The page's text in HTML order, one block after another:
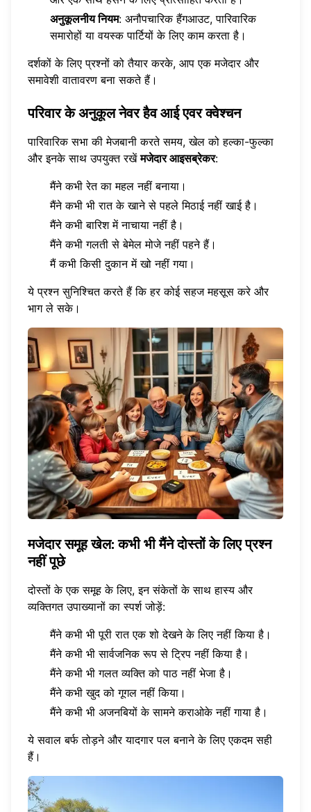
अनुकूलनीय नियम: अनौपचारिक हैंगआउट, पारिवारिक
समारोहों या वयस्क पार्टियों के लिए काम करता है।
दर्शकों के लिए प्रश्नों को तैयार करके, आप एक मजेदार और
समावेशी वातावरण बना सकते हैं।
परिवार के अनुकूल नेवर हैव आई एवर क्वेश्चन
पारिवारिक सभा की मेजबानी करते समय, खेल को हल्का-फुल्का
और इनके साथ उपयुक्त रखेंमजेदार आइसब्रेकर:
मैंने कभी रेत का महल नहीं बनाया।
मैंने कभी भी रात के खाने से पहले मिठाई नहीं खाई है।
मैंने कभी बारिश में नाचाया नहीं है।
मैंने कभी गलती से बेमेल मोजे नहीं पहने हैं।
मैं कभी किसी दुकान में खो नहीं गया।
ये प्रश्न सुनिश्चित करते हैं कि हर कोई सहज महसूस करे और
भाग ले सके।
मजेदार समूह खेल: कभी भी मैंने दोस्तों के लिए प्रश्न
नहीं पूछे
दोस्तों के एक समूह के लिए, इन संकेतों के साथ हास्य और
व्यक्तिगत उपाख्यानों का स्पर्श जोड़ें:
मैंने कभी भी पूरी रात एक शो देखने के लिए नहीं किया है।
मैंने कभी भी सार्वजनिक रूप से ट्रिप नहीं किया है।
मैंने कभी भी गलत व्यक्ति को पाठ नहीं भेजा है।
मैंने कभी खुद को गूगल नहीं किया।
मैंने कभी भी अजनबियों के सामने कराओके नहीं गाया है।
ये सवाल बर्फ तोड़ने और यादगार पल बनाने के लिए एकदम सही
हैं।